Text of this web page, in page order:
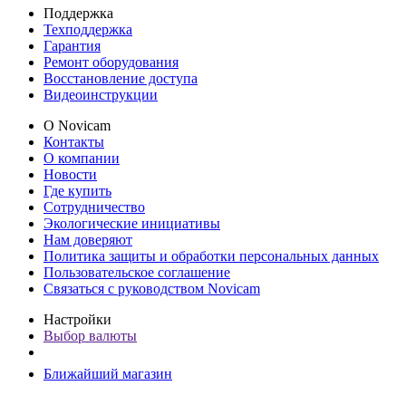
Поддержка
Техподдержка
Гарантия
Ремонт оборудования
Восстановление доступа
Видеоинструкции
О Novicam
Контакты
О компании
Новости
Где купить
Сотрудничество
Экологические инициативы
Нам доверяют
Политика защиты и обработки персональных данных
Пользовательское соглашение
Связаться с руководством Novicam
Настройки
Выбор валюты
Ближайший магазин